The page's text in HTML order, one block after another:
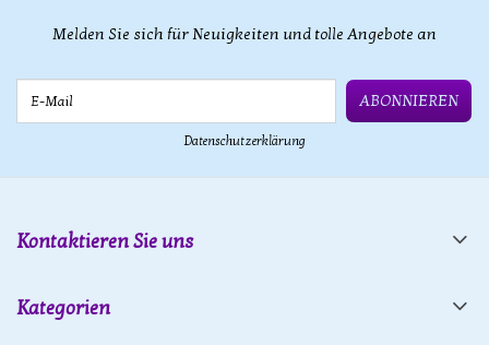
Melden Sie sich für Neuigkeiten und tolle Angebote an
ABONNIEREN
Datenschutzerklärung
Kontaktieren Sie uns
Kategorien